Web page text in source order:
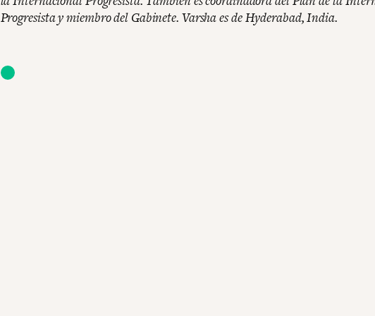
Progresista y miembro del Gabinete. Varsha es de Hyderabad, India.